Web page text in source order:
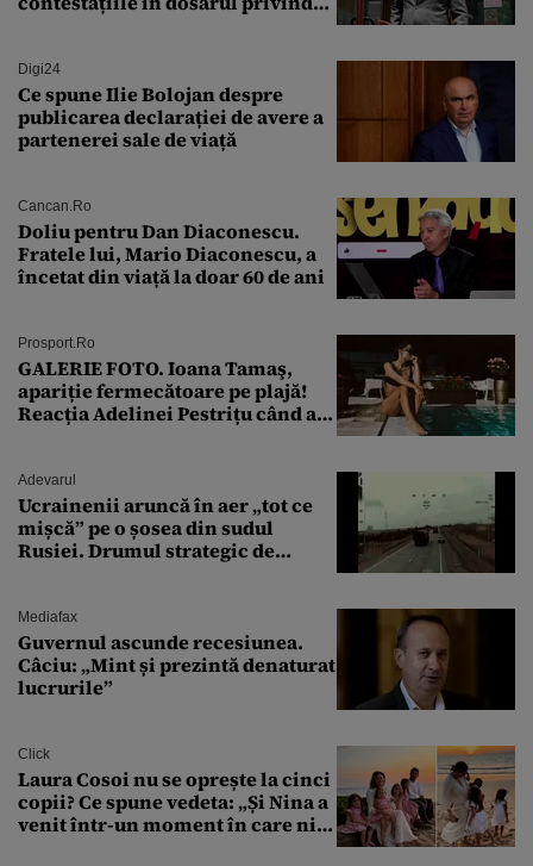
Digi24
Ce spune Ilie Bolojan despre
publicarea declarației de avere a
partenerei sale de viață
Cancan.ro
Doliu pentru Dan Diaconescu.
Fratele lui, Mario Diaconescu, a
încetat din viață la doar 60 de ani
Prosport.ro
GALERIE FOTO. Ioana Tamaş,
apariție fermecătoare pe plajă!
Reacția Adelinei Pestrițu când a
Adevarul
Ucrainenii aruncă în aer „tot ce
mișcă” pe o șosea din sudul
Rusiei. Drumul strategic de
Mediafax
Guvernul ascunde recesiunea.
Câciu: „Mint și prezintă denaturat
lucrurile”
Click
Laura Cosoi nu se oprește la cinci
copii? Ce spune vedeta: „Și Nina a
venit într-un moment în care nici